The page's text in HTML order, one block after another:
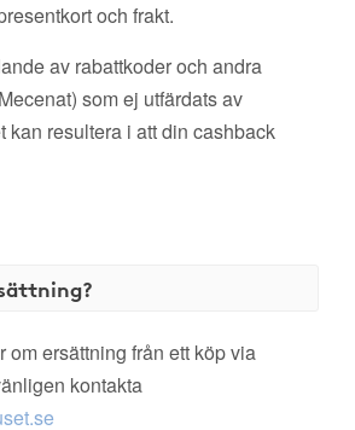
och frakt.
av rabattkoder och andra
som ej utfärdats av
kan resultera i att din cashback
om ersättning från ett köp via
kontakta